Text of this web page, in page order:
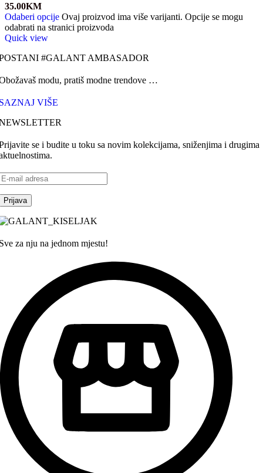
35.00KM
Odaberi opcije Ovaj proizvod ima više varijanti. Opcije se mogu
odabrati na stranici proizvoda
Quick view
#GALANT AMBASADOR
modu, pratiš modne trendove …
VIŠE
se i budite u toku sa novim kolekcijama, sniženjima i drugima
za nju na jednom mjestu!